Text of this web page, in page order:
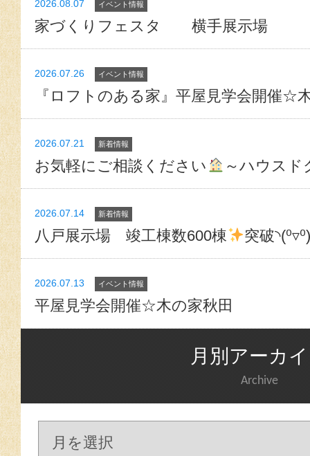
2026.08.07 イベント情報
家づくりフェスタ 横手展示場
2026.07.26 イベント情報
『ロフトのある家』平屋見学会開催☆
2026.07.21 新着情報
お気軽にご相談ください ～ハウスド
2026.07.14 新着情報
八戸展示場 竣工棟数600棟 突破
2026.07.13 イベント情報
平屋見学会開催☆木の家秋田
月別アーカ
Archive